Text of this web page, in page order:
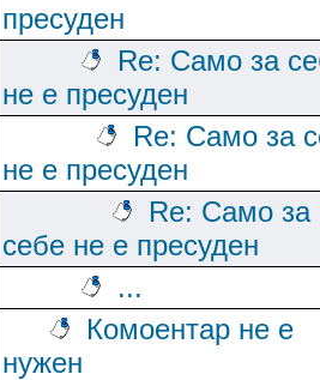
пресуден
Re: Само за
не е пресуден
Re: Само за
не е пресуден
Re: Само за
себе не е пресуден
...
Комоентар не е
нужен